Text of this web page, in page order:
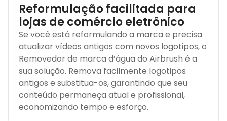
Reformulação facilitada para
lojas de comércio eletrônico
Se você está reformulando a marca e precisa
atualizar vídeos antigos com novos logotipos, o
Removedor de marca d’água do Airbrush é a
sua solução. Remova facilmente logotipos
antigos e substitua-os, garantindo que seu
conteúdo permaneça atual e profissional,
economizando tempo e esforço.